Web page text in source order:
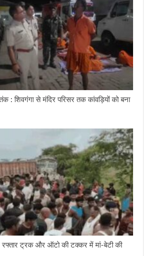
: शिवगंगा से मंदिर परिसर तक कांवड़ियों को बना
ट्रक और ऑटो की टक्कर में मां-बेटी की